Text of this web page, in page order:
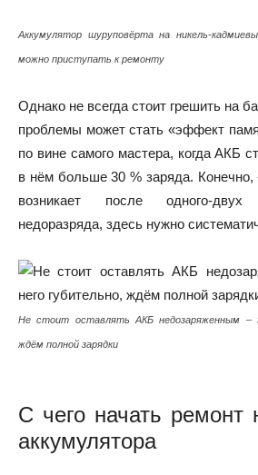
Аккумулятор шуруповёрта на никель-
можно приступать к ремонту
Однако не всегда стоит грешить на
проблемы может стать «эффект
по вине самого мастера, когда АКБ
в нём больше 30 % заряда.
возникает после одного-
недоразряда, здесь нужно
Не стоит оставлять АКБ недозаряженным –
ждём полной зарядки
С чего начать ремонт
аккумулятора